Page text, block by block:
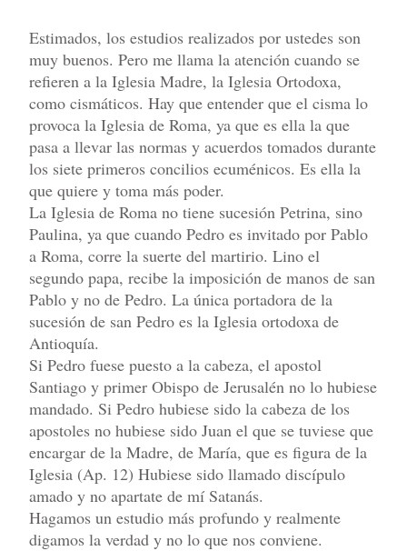
Estimados, los estudios realizados por ustedes son
muy buenos. Pero me llama la atención cuando se
refieren a la Iglesia Madre, la Iglesia Ortodoxa,
como cismáticos. Hay que entender que el cisma lo
provoca la Iglesia de Roma, ya que es ella la que
pasa a llevar las normas y acuerdos tomados durante
los siete primeros concilios ecuménicos. Es ella la
que quiere y toma más poder.
La Iglesia de Roma no tiene sucesión Petrina, sino
Paulina, ya que cuando Pedro es invitado por Pablo
a Roma, corre la suerte del martirio. Lino el
segundo papa, recibe la imposición de manos de san
Pablo y no de Pedro. La única portadora de la
sucesión de san Pedro es la Iglesia ortodoxa de
Antioquía.
Si Pedro fuese puesto a la cabeza, el apostol
Santiago y primer Obispo de Jerusalén no lo hubiese
mandado. Si Pedro hubiese sido la cabeza de los
apostoles no hubiese sido Juan el que se tuviese que
encargar de la Madre, de María, que es figura de la
Iglesia (Ap. 12) Hubiese sido llamado discípulo
amado y no apartate de mí Satanás.
Hagamos un estudio más profundo y realmente
digamos la verdad y no lo que nos conviene.